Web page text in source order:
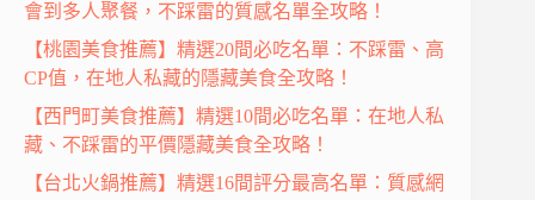
會到多人聚餐，不踩雷的質感名單全攻略！
【桃園美食推薦】精選20間必吃名單：不踩雷、高
CP值，在地人私藏的隱藏美食全攻略！
【西門町美食推薦】精選10間必吃名單：在地人私
藏、不踩雷的平價隱藏美食全攻略！
【台北火鍋推薦】精選16間評分最高名單：質感網